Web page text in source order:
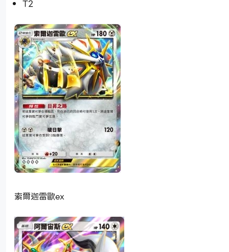
T2
索爾迦雷歐ex